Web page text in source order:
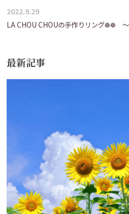
2022.9.29
LA CHOU CHOUの手作りリング❁❁ ～
最新記事